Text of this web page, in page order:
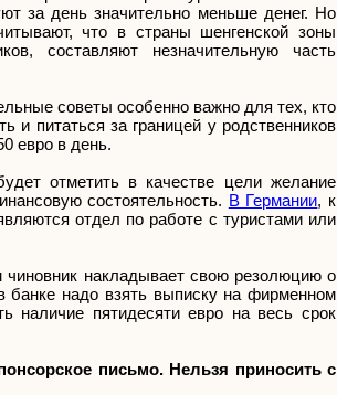
за день значительно меньше денег. Но
что в страны шенгенской зоны
составляют незначительную часть
советы особенно важно для тех, кто
и питаться за границей у родственников
евро в день.
отметить в качестве цели желание
состоятельность. В Германии, к
отдел по работе с туристами или
накладывает свою резолюцию о
банке надо взять выписку на фирменном
наличие пятидесяти евро на весь срок
письмо. Нельзя приносить с